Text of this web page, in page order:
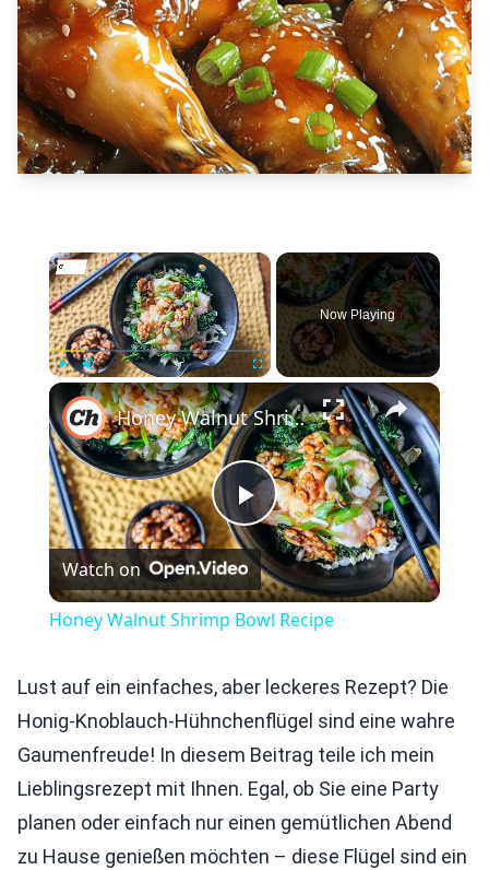
×
Unmute Fullscreen
Now Playing
×
Play
Video
Honey Walnut Shrimp Bowl Recipe
Watch on
Honey Walnut Shrimp Bowl Recipe
Lust auf ein einfaches, aber leckeres Rezept? Die
Honig-Knoblauch-Hühnchenflügel sind eine wahre
Gaumenfreude! In diesem Beitrag teile ich mein
Lieblingsrezept mit Ihnen. Egal, ob Sie eine Party
planen oder einfach nur einen gemütlichen Abend
zu Hause genießen möchten – diese Flügel sind ein